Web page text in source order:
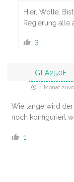
Hier, Wolle.
Regierung alle
3
GLA250E
1 Monat
Wie lange wird
noch konfiguriert
1